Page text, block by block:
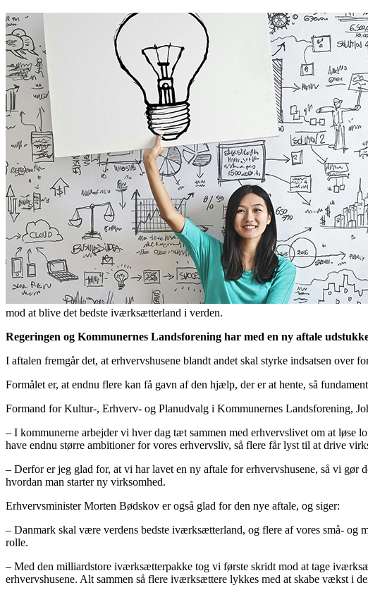
mod at blive det bedste iværksætterland i verden.
Regeringen og Kommunernes Landsforening har med en ny aftale
I aftalen fremgår det, at erhvervshusene blandt andet skal styrke indsatsen
Formålet er, at endnu flere kan få gavn af den hjælp, der er at hente, så
Formand for Kultur-, Erhverv- og Planudvalg i Kommunernes Landsforening,
– I kommunerne arbejder vi hver dag tæt sammen med erhvervslivet om at løse
have endnu større ambitioner for vores erhvervsliv, så flere får lyst til at drive
– Derfor er jeg glad for, at vi har lavet en ny aftale for erhvervshusene, så vi
hvordan man starter ny virksomhed.
Erhvervsminister Morten Bødskov er også glad for den nye aftale, og siger:
– Danmark skal være verdens bedste iværksætterland, og flere af vores små- og
rolle.
– Med den milliardstore iværksætterpakke tog vi første skridt mod at tage
erhvervshusene. Alt sammen så flere iværksættere lykkes med at skabe vækst i